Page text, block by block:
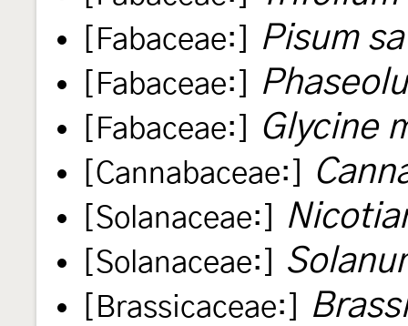
[Fabaceae:] Pisum
[Fabaceae:]
[Fabaceae:] Glycine
[Cannabaceae:]
[Solanaceae:]
[Solanaceae:]
[Brassicaceae:]